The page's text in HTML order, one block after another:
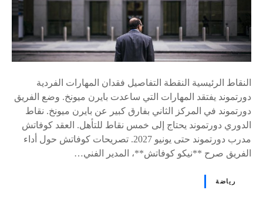
النقاط الرئيسية النقطة التفاصيل فقدان المهارات الفردية
دورتموند يفتقد المهارات التي ساعدت بايرن ميونخ. وضع الفريق
دورتموند في المركز الثاني بفارق كبير عن بايرن ميونخ. نقاط
الدوري دورتموند يحتاج إلى خمس نقاط للتأهل. العقد كوفاتش
مدرب دورتموند حتى يونيو 2027. تصريحات كوفاتش حول أداء
الفريق صرح **نيكو كوفاتش**، المدير الفني…
رياضة